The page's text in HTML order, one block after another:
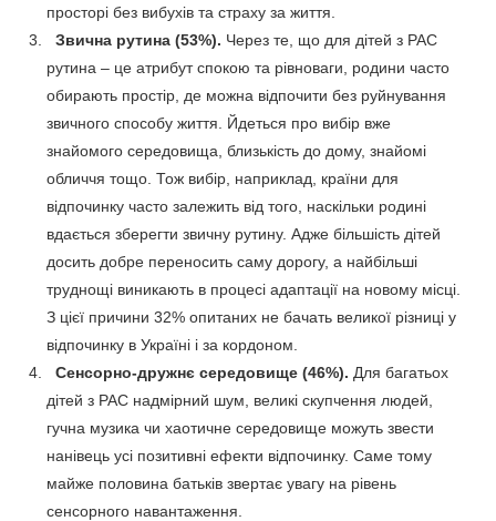
просторі без вибухів та страху за життя.
Звична рутина (53%). Через те, що для дітей з РАС
рутина – це атрибут спокою та рівноваги, родини часто
обирають простір, де можна відпочити без руйнування
звичного способу життя. Йдеться про вибір вже
знайомого середовища, близькість до дому, знайомі
обличчя тощо. Тож вибір, наприклад, країни для
відпочинку часто залежить від того, наскільки родині
вдається зберегти звичну рутину. Адже більшість дітей
досить добре переносить саму дорогу, а найбільші
труднощі виникають в процесі адаптації на новому місці.
З цієї причини 32% опитаних не бачать великої різниці у
відпочинку в Україні і за кордоном.
Сенсорно-дружнє середовище (46%). Для багатьох
дітей з РАС надмірний шум, великі скупчення людей,
гучна музика чи хаотичне середовище можуть звести
нанівець усі позитивні ефекти відпочинку. Саме тому
майже половина батьків звертає увагу на рівень
сенсорного навантаження.